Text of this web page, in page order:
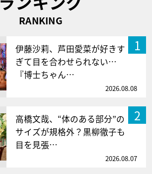
RANKING
1
伊藤沙莉、芦田愛菜が好きす
ぎて目を合わせられない…
『博士ちゃん…
2026.08.08
2
高橋文哉、“体のある部分”の
サイズが規格外？黒柳徹子も
目を見張…
2026.08.07